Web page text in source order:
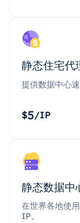
静态住宅代
提供数据中心
$5/IP
静态数据中
在世界各地使
IP。